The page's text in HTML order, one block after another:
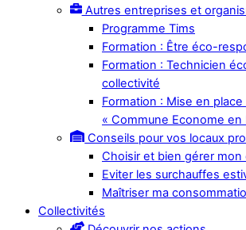
Autres entreprises et
Programme Tims
Formation : Être éco-
Formation : Technicien
collectivité
Formation : Mise en place
« Commune Econome en
Conseils pour vos locaux pro
Choisir et bien gérer mon
Eviter les surchauffes
Maîtriser ma
Collectivités